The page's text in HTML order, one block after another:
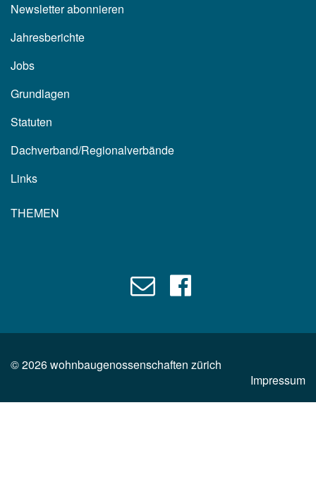
Newsletter abonnieren
Jahresberichte
Jobs
Grundlagen
Statuten
Dachverband/Regionalverbände
Links
THEMEN
©2026wohnbaugenossenschaften zürich
Impressum